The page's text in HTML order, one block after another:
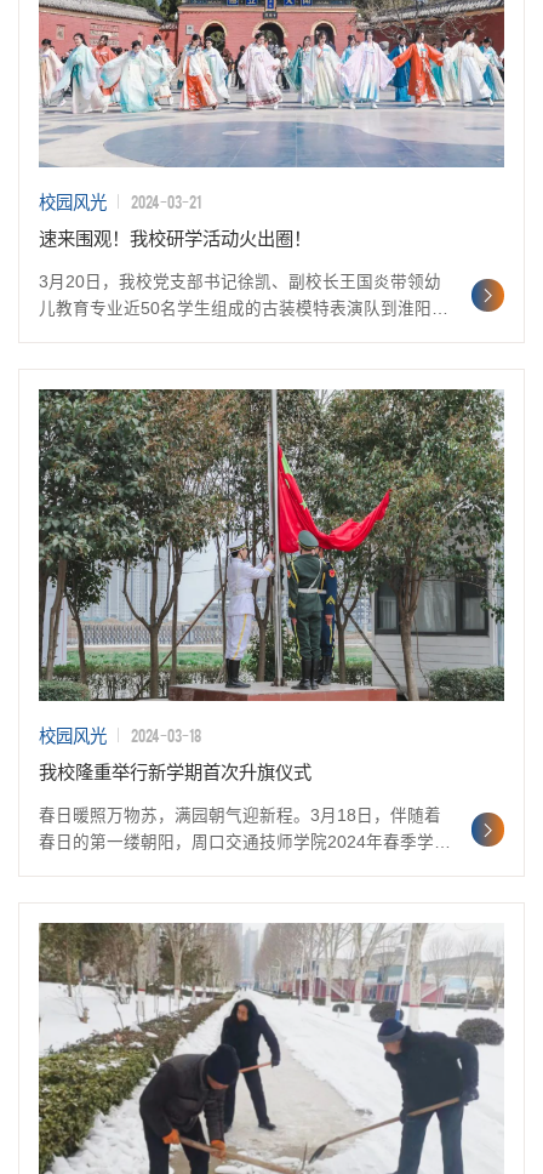
校园风光 2024-03-21
速来围观！我校研学活动火出圈！
3月20日，我校党支部书记徐凯、副校长王国炎带领幼
儿教育专业近50名学生组成的古装模特表演队到淮阳二
量
校园风光 2024-03-18
我校隆重举行新学期首次升旗仪式
春日暖照万物苏，满园朝气迎新程。3月18日，伴随着
春日的第一缕朝阳，周口交通技师学院2024年春季学期
干部